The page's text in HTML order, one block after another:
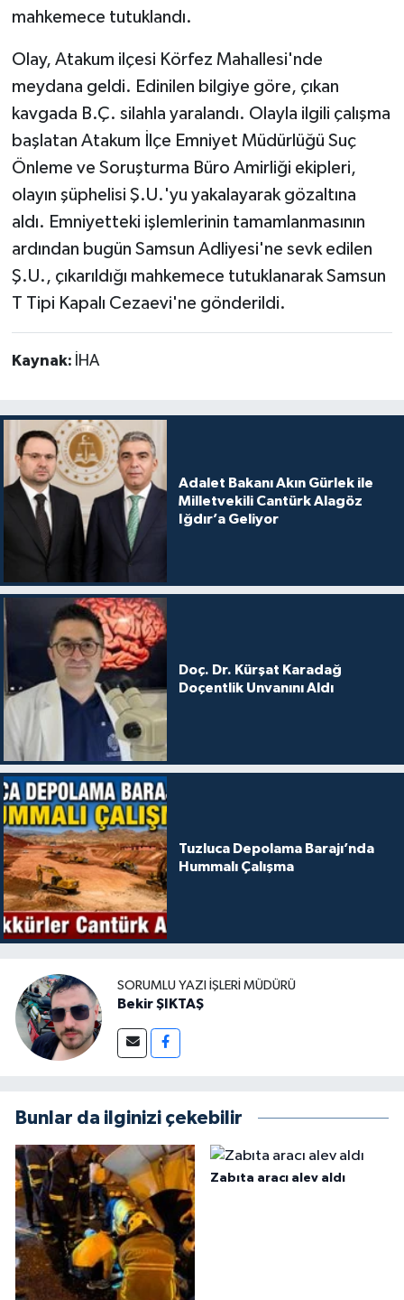
mahkemece tutuklandı.
Olay, Atakum ilçesi Körfez Mahallesi'nde
meydana geldi. Edinilen bilgiye göre, çıkan
kavgada B.Ç. silahla yaralandı. Olayla ilgili çalışma
başlatan Atakum İlçe Emniyet Müdürlüğü Suç
Önleme ve Soruşturma Büro Amirliği ekipleri,
olayın şüphelisi Ş.U.'yu yakalayarak gözaltına
aldı. Emniyetteki işlemlerinin tamamlanmasının
ardından bugün Samsun Adliyesi'ne sevk edilen
Ş.U., çıkarıldığı mahkemece tutuklanarak Samsun
T Tipi Kapalı Cezaevi'ne gönderildi.
Kaynak: İHA
Adalet Bakanı Akın Gürlek ile
Milletvekili Cantürk Alagöz
Iğdır’a Geliyor
Doç. Dr. Kürşat Karadağ
Doçentlik Unvanını Aldı
Tuzluca Depolama Barajı’nda
Hummalı Çalışma
SORUMLU YAZI İŞLERI MÜDÜRÜ
Bekir ŞIKTAŞ
Bunlar da ilginizi çekebilir
Zabıta aracı alev aldı